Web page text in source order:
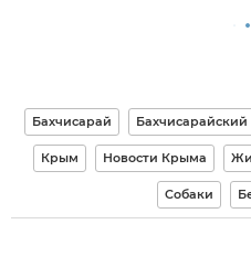
Бахчисарай
Крым Новости Крыма
Собаки